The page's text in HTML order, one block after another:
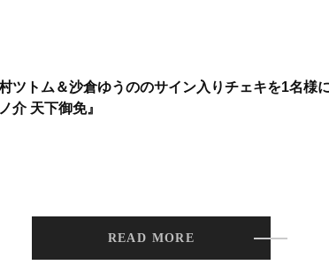
ツトム＆沙倉ゆうののサイン入りチェキを1名様
介 天下御免』
READ MORE